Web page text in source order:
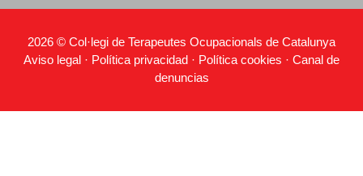
2026 © Col·legi de Terapeutes Ocupacionals de Catalunya
Aviso legal · Política privacidad · Política cookies · Canal de
denuncias